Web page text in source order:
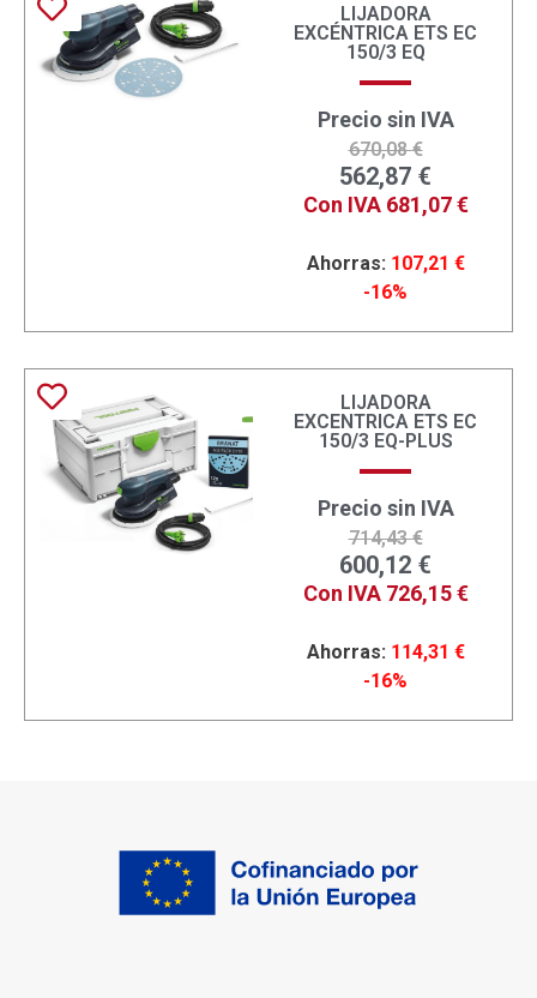
LIJADORA
EXCÉNTRICA ETS EC
150/3 EQ
Precio sin IVA
670,08€
562,87 €
Con IVA 681,07€
Ahorras: 107,21 €
-16%
LIJADORA
EXCENTRICA ETS EC
150/3 EQ-PLUS
Precio sin IVA
714,43€
600,12 €
Con IVA 726,15€
Ahorras: 114,31 €
-16%